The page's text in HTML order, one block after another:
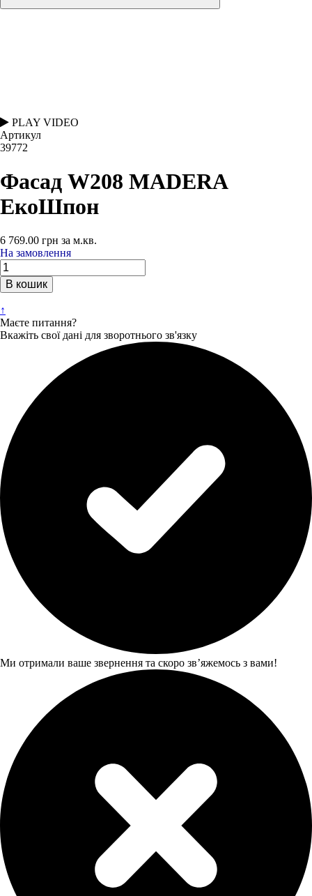
PLAY VIDEO
Артикул
39772
Фасад W208 MADERA
ЕкоШпон
6 769.00 грн за м.кв.
На замовлення
В кошик
↑
Маєте питання?
Вкажіть свої дані для зворотнього зв'язку
Ми отримали ваше звернення та скоро звʼяжемось з вами!